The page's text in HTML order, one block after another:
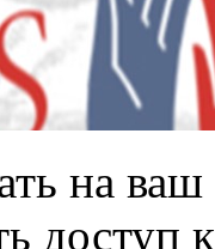
на
доступ